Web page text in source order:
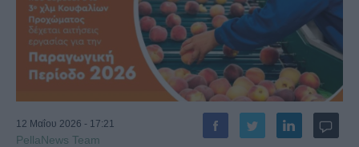
12 Μαΐου 2026 - 17:21
PellaNews Team